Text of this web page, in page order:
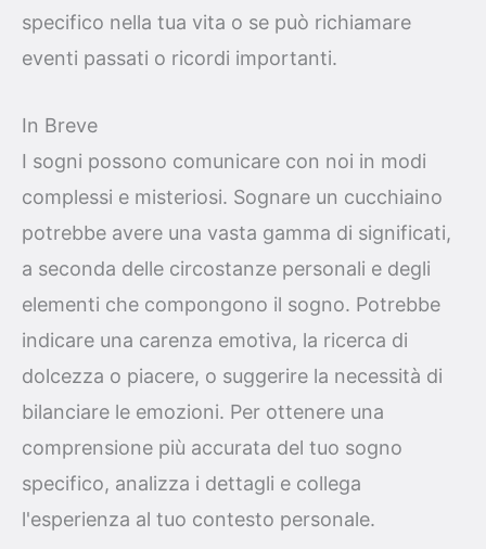
specifico nella tua vita o se può richiamare
eventi passati o ricordi importanti.
In Breve
I sogni possono comunicare con noi in modi
complessi e misteriosi. Sognare un cucchiaino
potrebbe avere una vasta gamma di significati,
a seconda delle circostanze personali e degli
elementi che compongono il sogno. Potrebbe
indicare una carenza emotiva, la ricerca di
dolcezza o piacere, o suggerire la necessità di
bilanciare le emozioni. Per ottenere una
comprensione più accurata del tuo sogno
specifico, analizza i dettagli e collega
l'esperienza al tuo contesto personale.